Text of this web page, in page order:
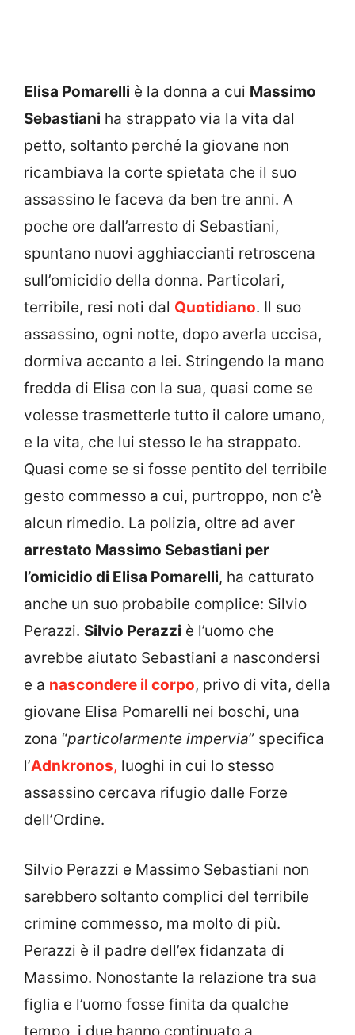
Elisa Pomarelli è la donna a cui Massimo
Sebastiani ha strappato via la vita dal
petto, soltanto perché la giovane non
ricambiava la corte spietata che il suo
assassino le faceva da ben tre anni. A
poche ore dall’arresto di Sebastiani,
spuntano nuovi agghiaccianti retroscena
sull’omicidio della donna. Particolari,
terribile, resi noti dal Quotidiano. Il suo
assassino, ogni notte, dopo averla uccisa,
dormiva accanto a lei. Stringendo la mano
fredda di Elisa con la sua, quasi come se
volesse trasmetterle tutto il calore umano,
e la vita, che lui stesso le ha strappato.
Quasi come se si fosse pentito del terribile
gesto commesso a cui, purtroppo, non c’è
alcun rimedio. La polizia, oltre ad aver
arrestato Massimo Sebastiani per
l’omicidio di Elisa Pomarelli, ha catturato
anche un suo probabile complice: Silvio
Perazzi. Silvio Perazzi è l’uomo che
avrebbe aiutato Sebastiani a nascondersi
e a nascondere il corpo, privo di vita, della
giovane Elisa Pomarelli nei boschi, una
zona “particolarmente impervia” specifica
l’Adnkronos, luoghi in cui lo stesso
assassino cercava rifugio dalle Forze
dell’Ordine.
Silvio Perazzi e Massimo Sebastiani non
sarebbero soltanto complici del terribile
crimine commesso, ma molto di più.
Perazzi è il padre dell’ex fidanzata di
Massimo. Nonostante la relazione tra sua
figlia e l’uomo fosse finita da qualche
tempo, i due hanno continuato a